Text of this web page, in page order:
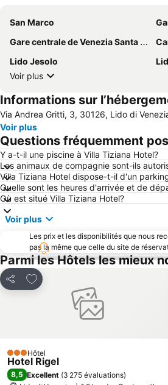
San Marco
Gare centrale de Venezia Santa Lucia
Lido Jesolo
Voir plus
Informations sur
Via Andrea Gritti, 3, 30126, Lido di
Voir plus
Questions fréquemment
Y a-t-il une piscine à Villa Tiziana Hotel?
Les animaux de compagnie sont-ils
Villa Tiziana Hotel dispose-t-il d'un
Quelle sont les heures d'arrivée et de
Où est situé Villa Tiziana Hotel?
Voir plus
Les prix et les disponibilités que nous
pas la même que celle du site de
Parmi les Hôtels les mieux
Partager
Ajouter à mes favoris
3 Étoiles
Hôtel
Hotel Rigel
8,5 Excellent (3 275 évaluations)